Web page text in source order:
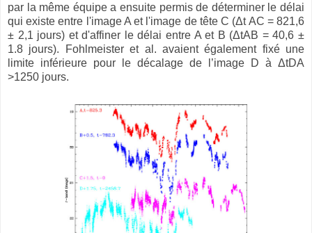
par la même équipe a ensuite permis de déterminer le délai
qui existe entre l'image A et l'image de tête C (Δt AC = 821,6
± 2,1 jours) et d'affiner le délai entre A et B (ΔtAB = 40,6 ±
1.8 jours). Fohlmeister et al. avaient également fixé une
limite inférieure pour le décalage de l’image D à ΔtDA
>1250 jours.